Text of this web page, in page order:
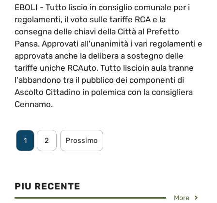
EBOLI - Tutto liscio in consiglio comunale per i
regolamenti, il voto sulle tariffe RCA e la
consegna delle chiavi della Città al Prefetto
Pansa. Approvati all'unanimità i vari regolamenti e
approvata anche la delibera a sostegno delle
tariffe uniche RCAuto. Tutto liscioin aula tranne
l'abbandono tra il pubblico dei componenti di
Ascolto Cittadino in polemica con la consigliera
Cennamo.
1 2 Prossimo
PIU RECENTE
More